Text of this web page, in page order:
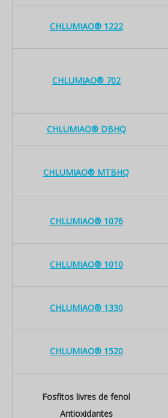
CHLUMIAO® 1222
CHLUMIAO® 702
CHLUMIAO® DBHQ
CHLUMIAO® MTBHQ
CHLUMIAO® 1076
CHLUMIAO® 1010
CHLUMIAO® 1330
CHLUMIAO® 1520
Fosfitos livres de fenol
Antioxidantes